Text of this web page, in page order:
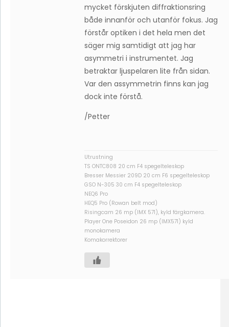
mycket förskjuten diffraktionsring
både innanför och utanför fokus. Jag
förstår optiken i det hela men det
säger mig samtidigt att jag har
asymmetri i instrumentet. Jag
betraktar ljuspelaren lite från sidan.
Var den assymmetrin finns kan jag
dock inte förstå.
/Petter
Utrustning
TS ONTC808 20 cm F4 spegelteleskop
Bresser Messier 209D 20 cm F6 spegelteleskop
GSO N-305 30 cm F4 spegelteleskop
NEQ6 Pro
HEQ5 Pro (Rowan belt mod)
Risingcam 26 mp (IMX 571), kyld färgkamera.
Player One Poseidon 26 mp (IMX571) kyld
monokamera
Komakorrektorer